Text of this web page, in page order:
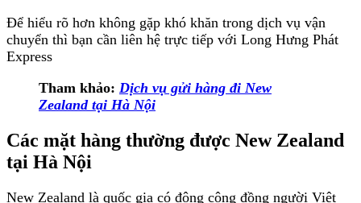
Để hiểu rõ hơn không gặp khó khăn trong dịch vụ vận
chuyển thì bạn cần liên hệ trực tiếp với Long Hưng Phát
Express
Tham khảo: Dịch vụ gửi hàng đi New
Zealand tại Hà Nội
Các mặt hàng thường được New Zealand
tại Hà Nội
New Zealand là quốc gia có đông cộng đồng người Việt